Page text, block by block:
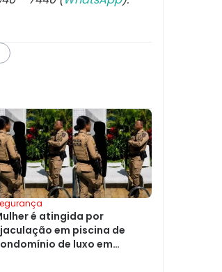
é atingida por
em piscina de
de luxo em